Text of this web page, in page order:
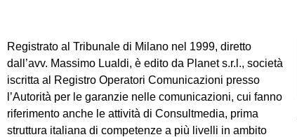
Registrato al Tribunale di Milano nel 1999, diretto
dall’avv. Massimo Lualdi, è edito da Planet s.r.l., società
iscritta al Registro Operatori Comunicazioni presso
l’Autorità per le garanzie nelle comunicazioni, cui fanno
riferimento anche le attività di Consultmedia, prima
struttura italiana di competenze a più livelli in ambito